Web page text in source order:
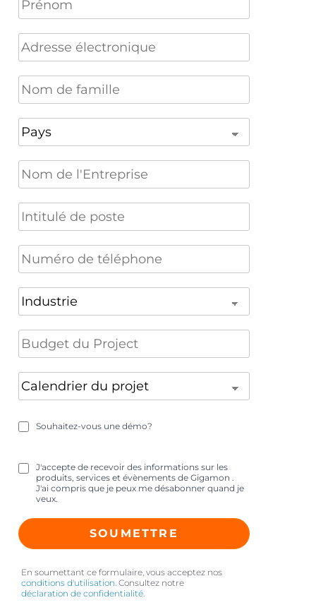
Souhaitez-vous une démo?
J'accepte de recevoir des informations sur les
produits, services et évènements de Gigamon .
J'ai compris que je peux me désabonner quand je
veux.
SOUMETTRE
En soumettant ce formulaire, vous acceptez nos
conditions d'utilisation. Consultez notre
déclaration de confidentialité.